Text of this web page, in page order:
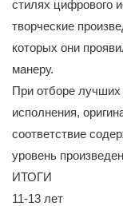
стилях цифрового
творческие
которых они
манеру.
При отборе лучших
исполнения,
соответствие
уровень
ИТОГИ
11-13 лет